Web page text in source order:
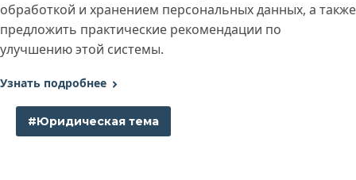
обработкой и хранением персональных данных, а также
предложить практические рекомендации по
улучшению этой системы.
Узнать подробнее
#Юридическая тема